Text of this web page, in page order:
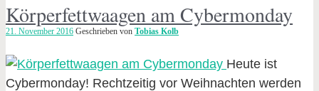
Körperfettwaagen am Cybermonday
21. November 2016 Geschrieben von Tobias Kolb
Heute ist
Cybermonday! Rechtzeitig vor Weihnachten werden